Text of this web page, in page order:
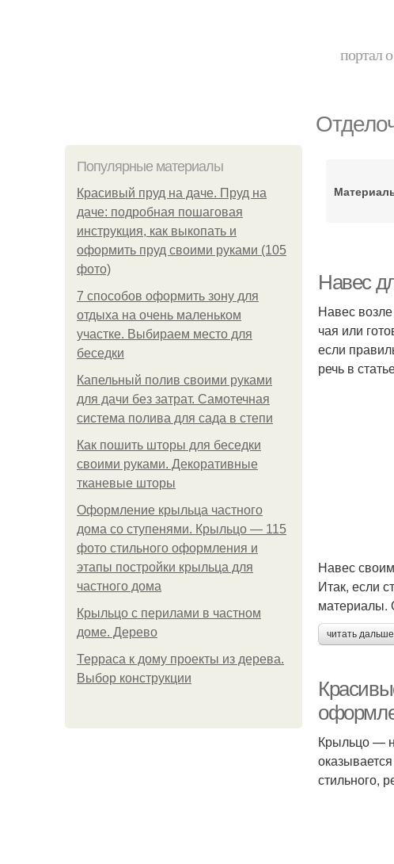
портал
Популярные материалы
Красивый пруд на даче. Пруд на
даче: подробная пошаговая
инструкция, как выкопать и
оформить пруд своими руками (105
фото)
7 способов оформить зону для
отдыха на очень маленьком
участке. Выбираем место для
беседки
Капельный полив своими руками
для дачи без затрат. Самотечная
система полива для сада в степи
Как пошить шторы для беседки
своими руками. Декоративные
тканевые шторы
Оформление крыльца частного
дома со ступенями. Крыльцо — 115
фото стильного оформления и
этапы постройки крыльца для
частного дома
Крыльцо с перилами в частном
доме. Дерево
Терраса к дому проекты из дерева.
Выбор конструкции
Навес
Навес
чая или
если
речь в
Навес
Итак, если
материалы.
читать
Крыльцо —
стильного,